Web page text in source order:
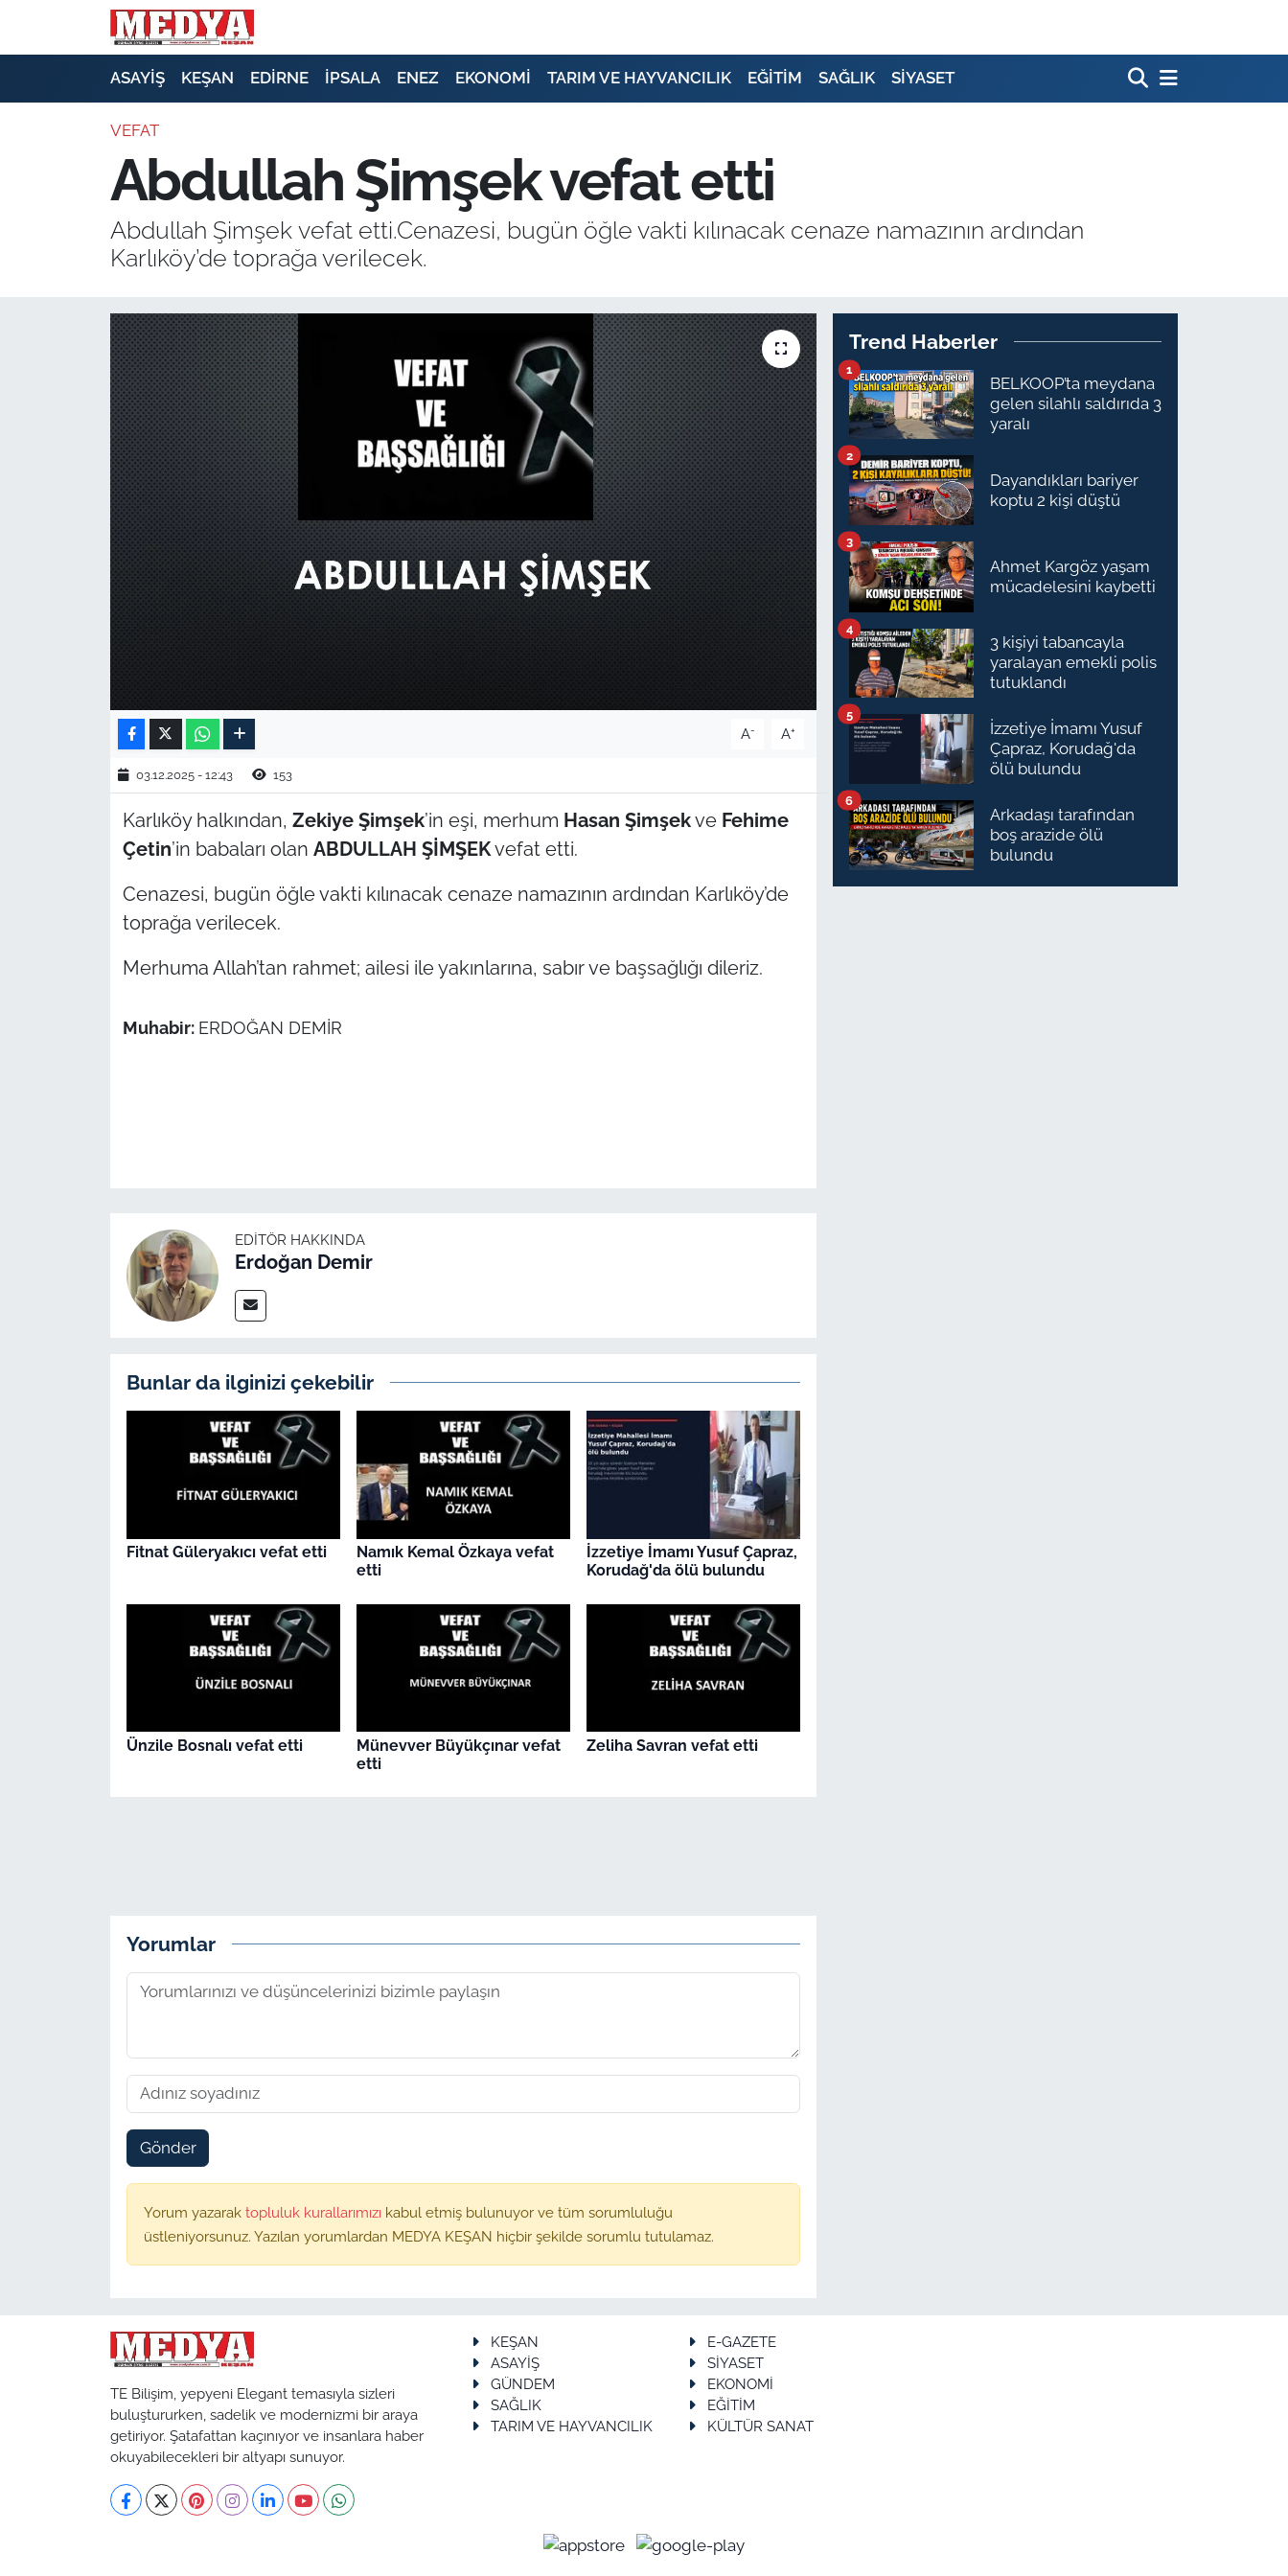
ASAYİŞ KEŞAN EDİRNE İPSALA ENEZ EKONOMİ TARIM VE HAYVANCILIK EĞİTİM SAĞLIK SİYASET
VEFAT
Abdullah Şimşek vefat etti
Abdullah Şimşek vefat etti.Cenazesi, bugün öğle vakti kılınacak cenaze namazının ardından
Karlıköy’de toprağa verilecek.
A- A+
03.12.2025 - 12:43 153
Karlıköy halkından, Zekiye Şimşek’in eşi, merhum Hasan Şimşekve Fehime
Çetin’in babaları olan ABDULLAH ŞİMŞEKvefat etti.
Cenazesi, bugün öğle vakti kılınacak cenaze namazının ardından Karlıköy’de
toprağa verilecek.
Merhuma Allah’tan rahmet; ailesi ile yakınlarına, sabır ve başsağlığı dileriz.
Muhabir: ERDOĞAN DEMİR
EDITÖR HAKKINDA
Erdoğan Demir
Bunlar da ilginizi çekebilir
Fitnat Güleryakıcı vefat etti
Namık Kemal Özkaya vefat
etti
İzzetiye İmamı Yusuf Çapraz,
Korudağ'da ölü bulundu
Ünzile Bosnalı vefat etti
Münevver Büyükçınar vefat
etti
Zeliha Savran vefat etti
Yorumlar
Gönder
Yorum yazarak topluluk kurallarımızı kabul etmiş bulunuyor ve tüm sorumluluğu
üstleniyorsunuz. Yazılan yorumlardan MEDYA KEŞAN hiçbir şekilde sorumlu tutulamaz.
Trend Haberler
BELKOOP’ta meydana
gelen silahlı saldırıda 3
yaralı
1
Dayandıkları bariyer
koptu 2 kişi düştü
2
Ahmet Kargöz yaşam
mücadelesini kaybetti
3
3 kişiyi tabancayla
yaralayan emekli polis
tutuklandı
4
İzzetiye İmamı Yusuf
Çapraz, Korudağ'da
ölü bulundu
5
Arkadaşı tarafından
boş arazide ölü
bulundu
6
TE Bilişim, yepyeni Elegant temasıyla sizleri
buluştururken, sadelik ve modernizmi bir araya
getiriyor. Şatafattan kaçınıyor ve insanlara haber
okuyabilecekleri bir altyapı sunuyor.
KEŞAN
E-GAZETE
ASAYİŞ
SİYASET
GÜNDEM
EKONOMİ
SAĞLIK
EĞİTİM
TARIM VE HAYVANCILIK
KÜLTÜR SANAT
E-GAZETE
SİYASET
GÜNDEM
EKONOMİ
SAĞLIK
EĞİTİM
TARIM VE HAYVANCILIK
KÜLTÜR SANAT
RESMİ İLAN
EDİRNE
ÇANAKKALE
İş Dünyası
English News